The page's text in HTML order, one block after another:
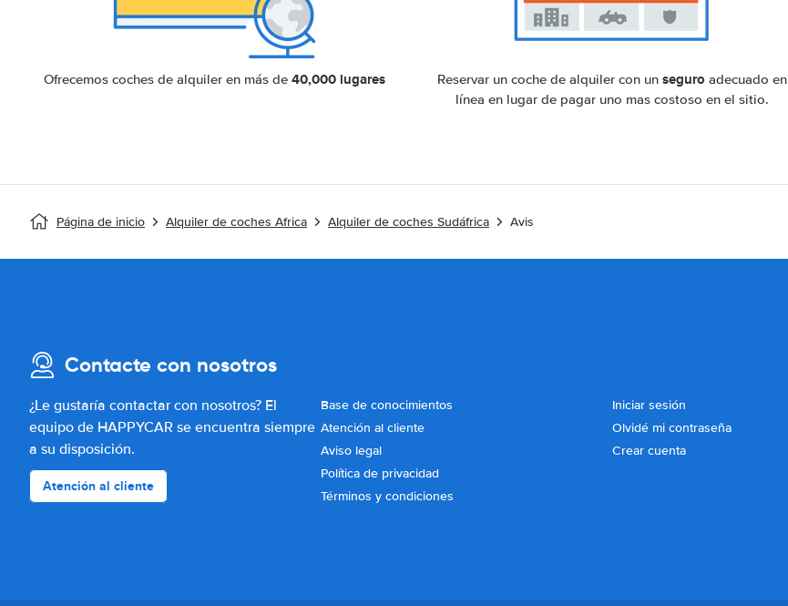
Ofrecemos coches de alquiler en más de 40,000 lugares Reservar un coche de alquiler con un seguro adecuado en
línea en lugar de pagar uno mas costoso en el sitio.
Página de inicio Alquiler de coches Africa Alquiler de coches Sudáfrica Avis
Contacte con nosotros
¿Le gustaría contactar con nosotros? El
equipo de HAPPYCAR se encuentra siempre
a su disposición.
Atención al cliente
Base de conocimientos
Atención al cliente
Aviso legal
Política de privacidad
Términos y condiciones
Iniciar sesión
Olvidé mi contraseña
Crear cuenta